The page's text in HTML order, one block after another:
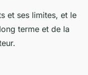
et ses limites, et le
terme et de la